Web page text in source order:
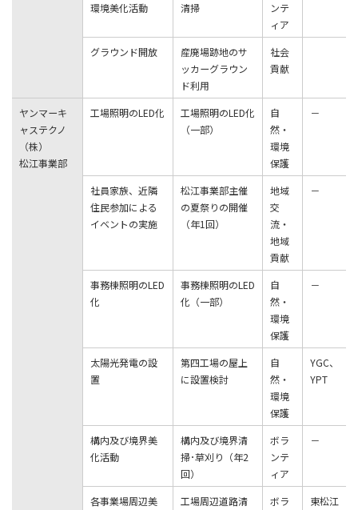
環境美化活動 清掃
ンテ
ィア
グラウンド開放
産廃場跡地のサ
ッカーグラウン
ド利⽤
社会
貢献
ヤンマーキ
ャステクノ
（株）
松江事業部
⼯場照明のLED化
⼯場照明のLED化
（⼀部）
⾃
然・
環境
保護
－
社員家族、近隣
住民参加による
イベントの実施
松江事業部主催
の夏祭りの開催
（年1回）
地域
交
流・
地域
貢献
－
事務棟照明のLED
化
事務棟照明のLED
化（⼀部）
⾃
然・
環境
保護
－
太陽光発電の設
置
第四工場の屋上
に設置検討
⾃
然・
環境
保護
YGC、
YPT
構内及び境界美
化活動
構内及び境界清
掃･草刈り（年2
回）
ボラ
ンテ
ィア
－
各事業場周辺美
⼯場周辺道路清
ボラ
東松江